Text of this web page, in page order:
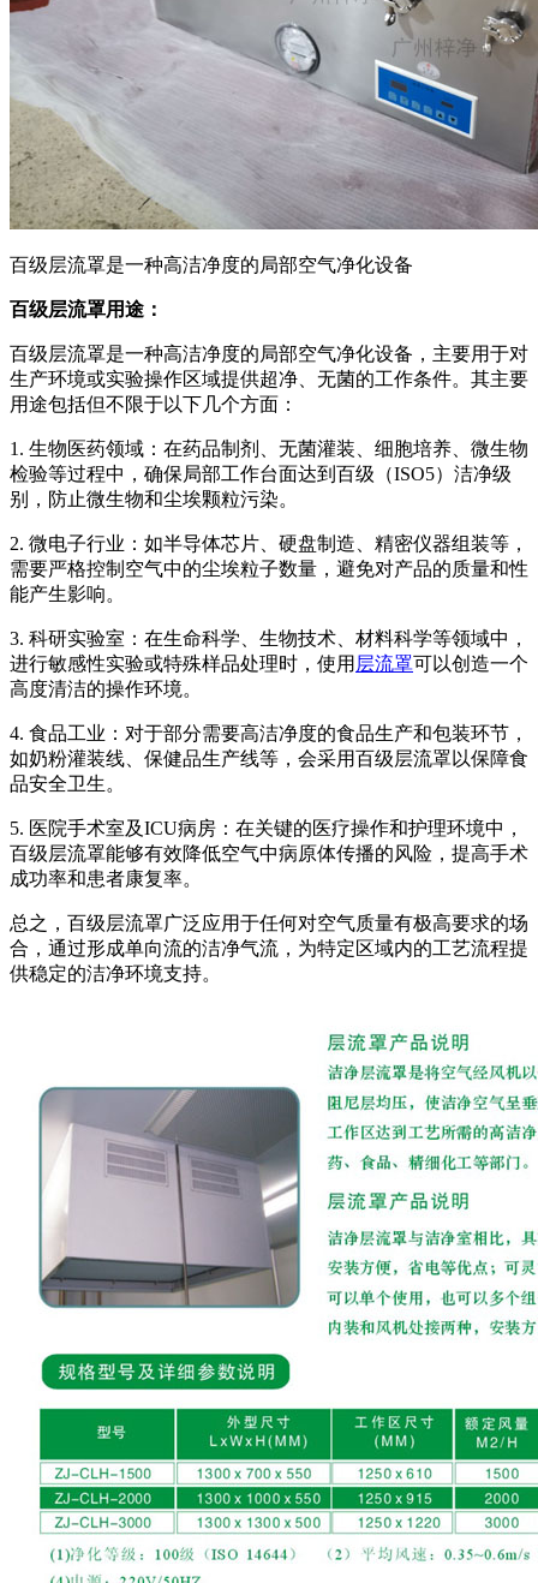
百级层流罩是一种高洁净度的局部空气净化设备
百级层流罩用途：
百级层流罩是一种高洁净度的局部空气净化设备，主要用于对
生产环境或实验操作区域提供超净、无菌的工作条件。其主要
用途包括但不限于以下几个方面：
1. 生物医药领域：在药品制剂、无菌灌装、细胞培养、微生物
检验等过程中，确保局部工作台面达到百级（ISO5）洁净级
别，防止微生物和尘埃颗粒污染。
2. 微电子行业：如半导体芯片、硬盘制造、精密仪器组装等，
需要严格控制空气中的尘埃粒子数量，避免对产品的质量和性
能产生影响。
3. 科研实验室：在生命科学、生物技术、材料科学等领域中，
进行敏感性实验或特殊样品处理时，使用 层流罩可以创造一个
高度清洁的操作环境。
4. 食品工业：对于部分需要高洁净度的食品生产和包装环节，
如奶粉灌装线、保健品生产线等，会采用百级层流罩以保障食
品安全卫生。
5. 医院手术室及ICU病房：在关键的医疗操作和护理环境中，
百级层流罩能够有效降低空气中病原体传播的风险，提高手术
成功率和患者康复率。
总之，百级层流罩广泛应用于任何对空气质量有极高要求的场
合，通过形成单向流的洁净气流，为特定区域内的工艺流程提
供稳定的洁净环境支持。